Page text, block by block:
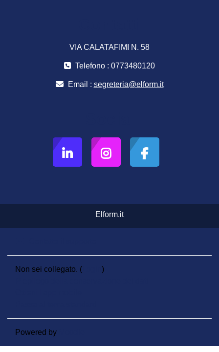
VIA CALATAFIMI N. 58
Telefono : 0773480120
Email : segreteria@elform.it
Elform.it
Non sei collegato. (
)
Powered by